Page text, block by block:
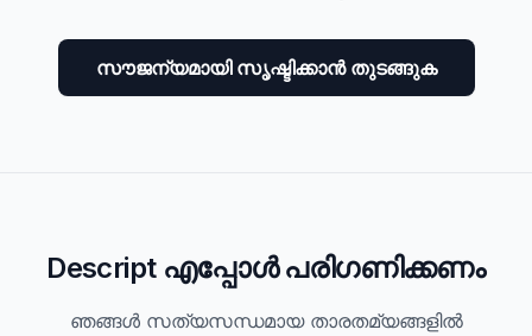
സൗജന്യമായി സൃഷ്ടിക്കാൻ തുടങ്ങുക
Descript എപ്പോൾ പരിഗണിക്കണം
ഞങ്ങൾ സത്യസന്ധമായ താരതമ്യങ്ങളിൽ